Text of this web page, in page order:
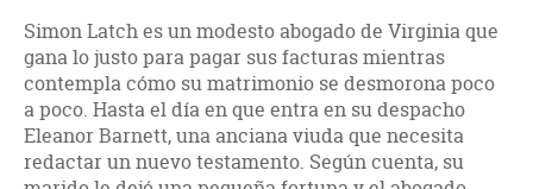
Simon Latch es un modesto abogado de Virginia que
gana lo justo para pagar sus facturas mientras
contempla cómo su matrimonio se desmorona poco
a poco. Hasta el día en que entra en su despacho
Eleanor Barnett, una anciana viuda que necesita
redactar un nuevo testamento. Según cuenta, su